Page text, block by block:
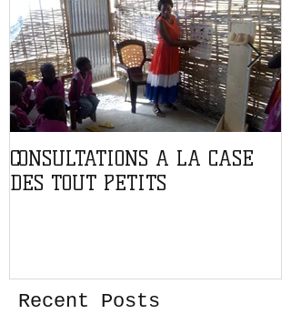
CONSULTATIONS A LA CASE
DES TOUT PETITS
Recent Posts